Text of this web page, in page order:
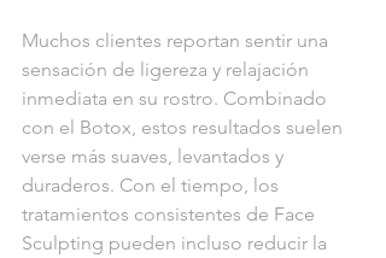
Muchos clientes reportan sentir una
sensación de ligereza y relajación
inmediata en su rostro. Combinado
con el Botox, estos resultados suelen
verse más suaves, levantados y
duraderos. Con el tiempo, los
tratamientos consistentes de Face
Sculpting pueden incluso reducir la